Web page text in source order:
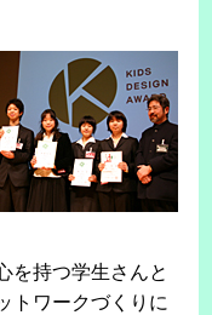
を持つ学生さんと
トワークづくりに